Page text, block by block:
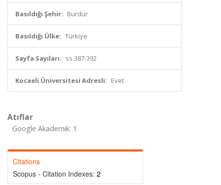
Basıldığı Şehir: Burdur
Basıldığı Ülke: Türkiye
Sayfa Sayıları: ss.387-392
Kocaeli Üniversitesi Adresli: Evet
Atıflar
Google Akademik: 1
Citations
Scopus - Citation Indexes: 2